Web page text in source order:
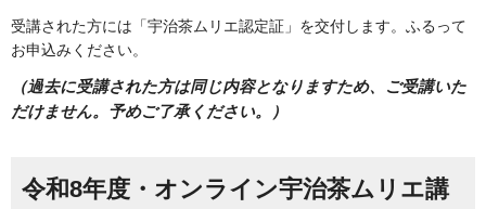
受講された方には「宇治茶ムリエ認定証」を交付します。ふるって
お申込みください。
（過去に受講された方は同じ内容となりますため、ご受講いた
だけません。予めご了承ください。）
令和8年度・オンライン宇治茶ムリエ講